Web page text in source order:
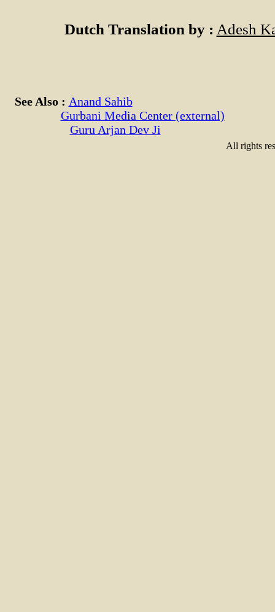
Dutch Translation by : Adesh
See Also : Anand Sahib
Gurbani Media Center (external)
Guru Arjan Dev Ji
All rights